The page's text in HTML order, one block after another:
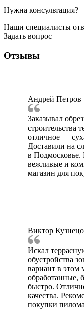
Нужна консультация?
Наши специалисты
Задать вопрос
Отзывы
Андрей Петров
Заказывал
строительства
отличное —
Доставили на
в
вежливые и
магазин для
Виктор
Искал
обустройства
вариант в этом
обработанные,
быстро.
качества.
покупки